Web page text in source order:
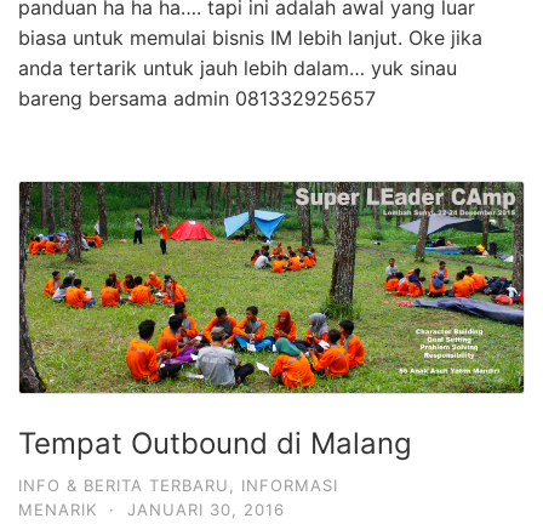
panduan ha ha ha…. tapi ini adalah awal yang luar
biasa untuk memulai bisnis IM lebih lanjut. Oke jika
anda tertarik untuk jauh lebih dalam… yuk sinau
bareng bersama admin 081332925657
Tempat Outbound di Malang
INFO & BERITA TERBARU, INFORMASI
MENARIK
· JANUARI 30, 2016